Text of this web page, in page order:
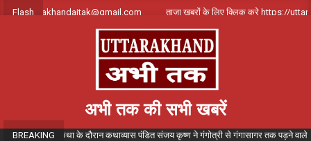
SkipFlash
uttarakhandajtak@gmail.com ताजा खबरों के लिए क्लिक करे https://
अभी तक की सभी खबरें
BREAKING
गंगा कथा के दौरान कथाव्यास पंडित संजय कृष्ण ने गंगोत्री से गंगासागर तक पड़ने वाले विभिन्न